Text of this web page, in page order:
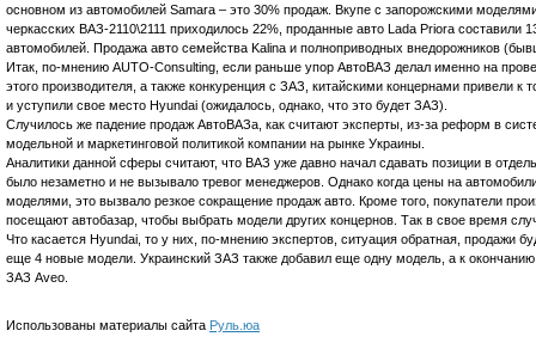
основном из автомобилей Samara – это 30% продаж. Вкупе с запорожскими
черкасских ВАЗ-2110\2111 приходилось 22%, проданные авто Lada Priora
автомобилей. Продажа авто семейства Kalina и полноприводных внедорожников
Итак, по-мнению AUTO-Consulting, если раньше упор АвтоВАЗ делал именно на
этого производителя, а также конкуренция с ЗАЗ, китайскими концернами привели к
и уступили свое место Hyundai (ожидалось, однако, что это будет ЗАЗ).
Случилось же падение продаж АвтоВАЗа, как считают эксперты, из-за реформ в
модельной и маркетинговой политикой компании на рынке Украины.
Аналитики данной сферы считают, что ВАЗ уже давно начал сдавать позиции в
было незаметно и не вызывало тревог менеджеров. Однако когда цены на
моделями, это вызвало резкое сокращение продаж авто. Кроме того, покупатели
посещают автобазар, чтобы выбрать модели других концернов. Так в свое время
Что касается Hyundai, то у них, по-мнению экспертов, ситуация обратная, продажи
еще 4 новые модели. Украинский ЗАЗ также добавил еще одну модель, а к окончанию
ЗАЗ Aveo.
Использованы материалы сайта Руль.юа